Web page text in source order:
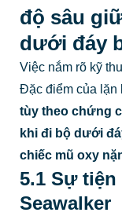
độ sâu
dưới đáy
Việc nắm rõ kỹ
Đặc điểm của lặn
tùy theo chứng
khi đi bộ dưới
chiếc mũ oxy
5.1 Sự
Seawalker